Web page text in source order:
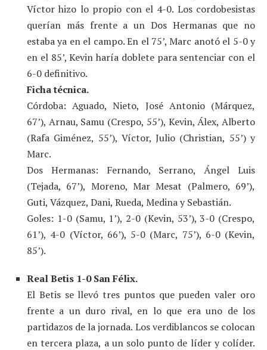
Víctor hizo lo propio con el 4-0. Los cordobesistas
querían más frente a un Dos Hermanas que no
estaba ya en el campo. En el 75’, Marc anotó el 5-0 y
en el 85’, Kevin haría doblete para sentenciar con el
6-0 definitivo.
Ficha técnica.
Córdoba: Aguado, Nieto, José Antonio (Márquez,
67’), Arnau, Samu (Crespo, 55’), Kevin, Álex, Alberto
(Rafa Giménez, 55’), Víctor, Julio (Christian, 55’) y
Marc.
Dos Hermanas: Fernando, Serrano, Ángel Luis
(Tejada, 67’), Moreno, Mar Mesat (Palmero, 69’),
Guti, Vázquez, Dani, Rueda, Medina y Sebastián.
Goles: 1-0 (Samu, 1’), 2-0 (Kevin, 53’), 3-0 (Crespo,
61’), 4-0 (Víctor, 66’), 5-0 (Marc, 75’), 6-0 (Kevin,
85’).
Real Betis 1-0 San Félix.
El Betis se llevó tres puntos que pueden valer oro
frente a un duro rival, en lo que era uno de los
partidazos de la jornada. Los verdiblancos se colocan
en tercera plaza, a un solo punto de líder y colíder.